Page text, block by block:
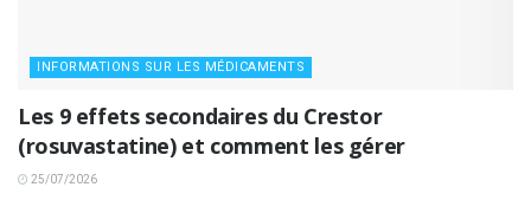
INFORMATIONS SUR LES MÉDICAMENTS
Les 9 effets secondaires du Crestor
(rosuvastatine) et comment les gérer
25/07/2026